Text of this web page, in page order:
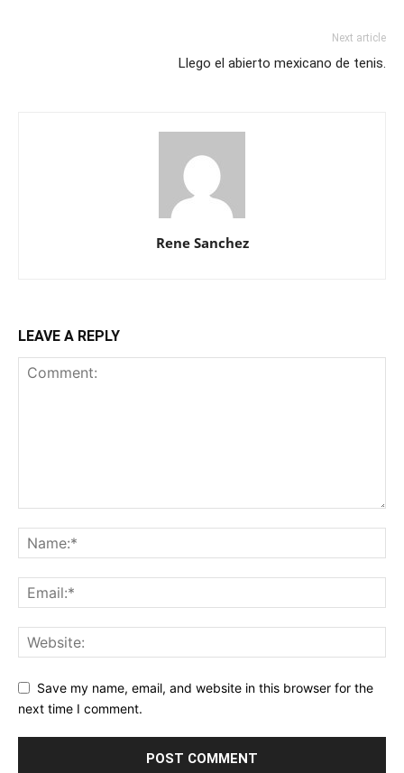
Next article
Llego el abierto mexicano de tenis.
Rene Sanchez
LEAVE A REPLY
Save my name, email, and website in this browser for the
next time I comment.